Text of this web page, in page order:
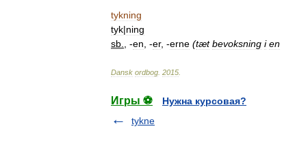
tykning
tyk|ning
sb
, -en , -er, -erne (tæt bevoksning i en
Dansk ordbog 2015
Игры ⚽
Нужна курсовая?
tykne